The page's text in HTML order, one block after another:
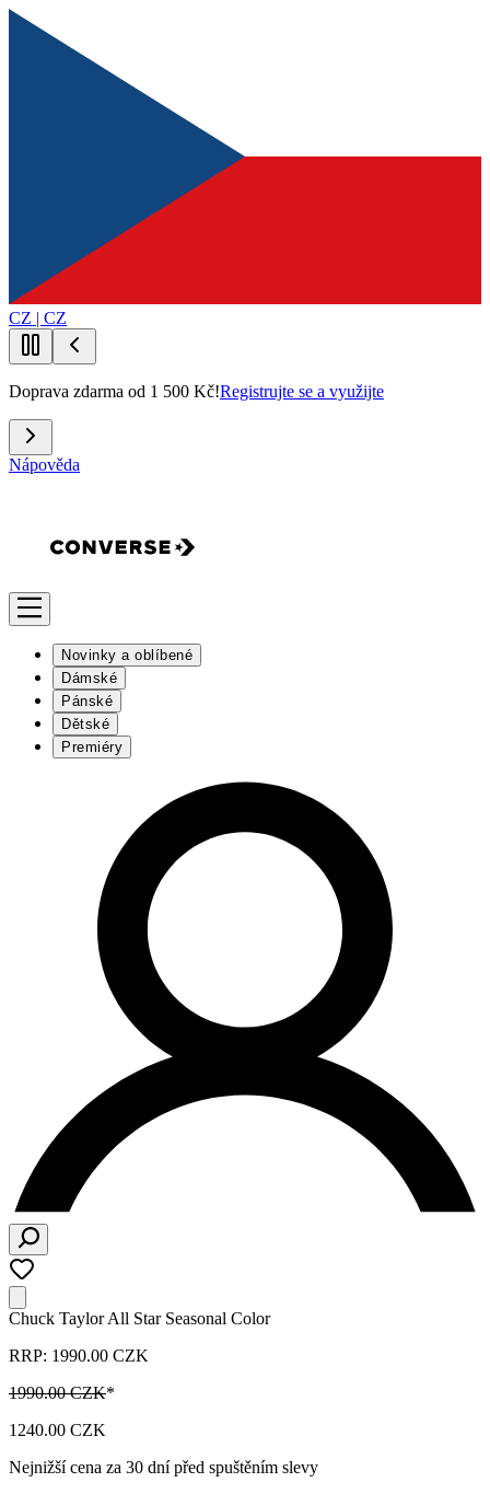
CZ | CZ
Doprava zdarma od 1 500 Kč!Registrujte se a využijte
Nápověda
Novinky a oblíbené
Dámské
Pánské
Dětské
Premiéry
Chuck Taylor All Star Seasonal Color
RRP: 1990.00 CZK
1990.00 CZK*
1240.00 CZK
Nejnižší cena za 30 dní před spuštěním slevy